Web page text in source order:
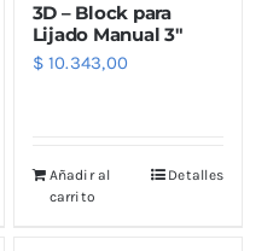
3D – Block para
Lijado Manual 3″
$10.343,00
Añadir al
carrito
Detalles